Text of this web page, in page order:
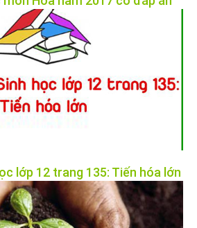
lớp 12 trang 135: Tiến hóa lớn